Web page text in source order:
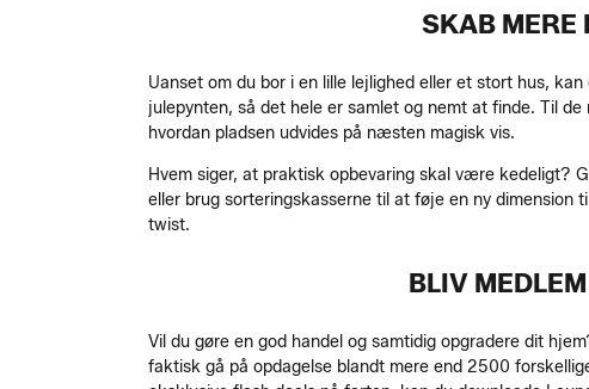
SKAB MERE
Uanset om du bor i en lille lejlighed eller et stort hus,
julepynten, så det hele er samlet og nemt at finde. Til
hvordan pladsen udvides på næsten magisk vis.
Hvem siger, at praktisk opbevaring skal være kedeligt?
eller brug sorteringskasserne til at føje en ny
twist.
BLIV
Vil du gøre en god handel og samtidig opgradere dit
faktisk gå på opdagelse blandt mere end 2500